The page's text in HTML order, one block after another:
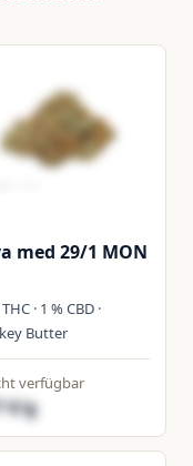
med 29/1 MON
· 1 % CBD ·
Butter
verfügbar
€/g